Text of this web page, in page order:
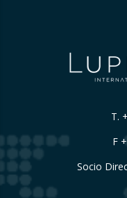
T.
F
Socio